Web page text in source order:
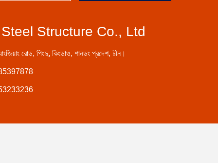
Structure Co., Ltd
রোড, পিংদু, কিংডাও, শানডং প্রদেশ, চীন।